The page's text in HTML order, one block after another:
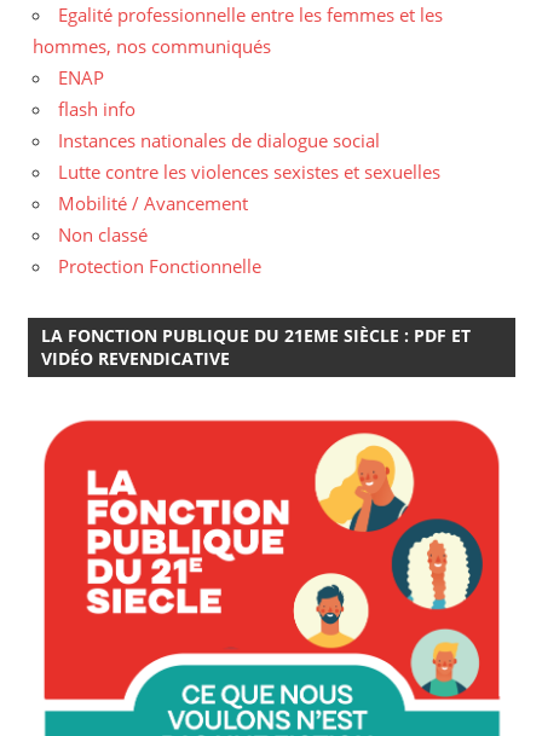
Egalité professionnelle entre les femmes et les
hommes, nos communiqués
ENAP
flash info
Instances nationales de dialogue social
Lutte contre les violences sexistes et sexuelles
Mobilité / Avancement
Non classé
Protection Fonctionnelle
LA FONCTION PUBLIQUE DU 21EME SIÈCLE : PDF ET
VIDÉO REVENDICATIVE